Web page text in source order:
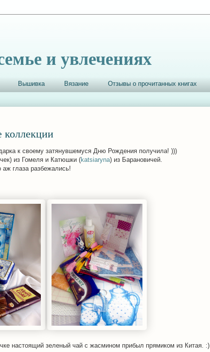
и увлечениях
Вышивка Вязание Отзывы о прочитанных книгах
к своему затянувшемуся Дню Рождения получила! )))
из Гомеля и Катюшки (katsiaryna) из Барановичей.
аж глаза разбежались!
настоящий зеленый чай с жасмином прибыл прямиком из Китая. :)